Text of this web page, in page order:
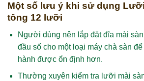
Một số lưu ý khi sử dụng
tông 12 lưỡi
Người dùng nên lắp đặt đĩa mài
đầu số cho một loại máy chà sàn
hành được ổn định hơn.
Thường xuyên kiểm tra lưỡi mài